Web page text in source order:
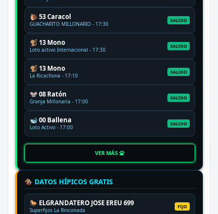
🐌 53 Caracol
GUACHARITO MILLONARIO - 17:30
SALIDO
🐒 13 Mono
Loto activo Internacional - 17:30
SALIDO
🐒 13 Mono
La Ricachona - 17:10
SALIDO
🐭 08 Ratón
Granja Millonaria - 17:00
SALIDO
🐋 00 Ballena
Loto Activo - 17:00
SALIDO
VER MÁS
🏇 DATOS HÍPICOS GRATIS
🐎 ELGRANDATERO JOSE EREU 699
Superfijos La Rinconada
FIJO